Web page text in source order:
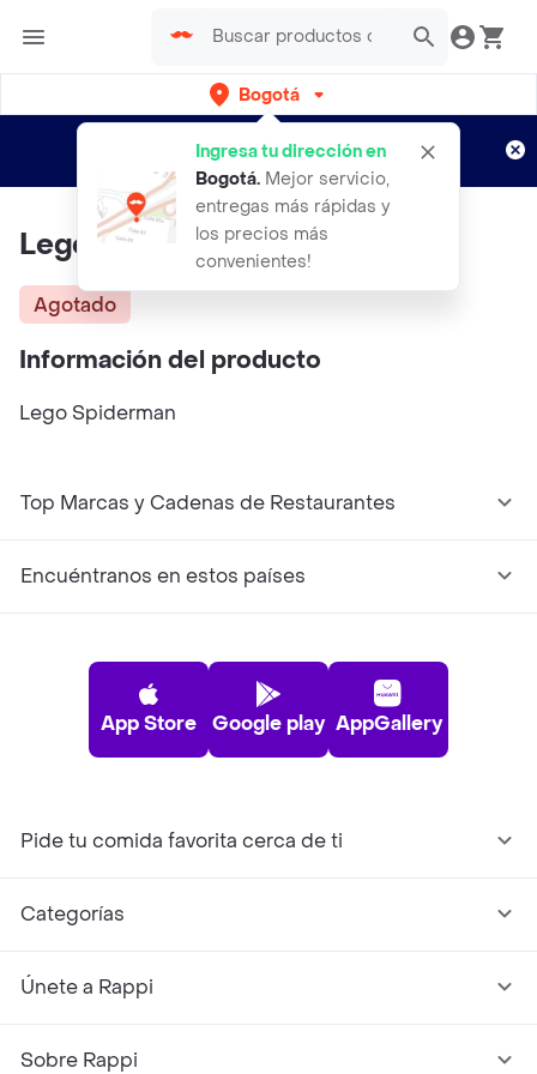
Bogotá
Ingresa tu dirección en
Bogotá. Mejor servicio,
entregas más rápidas y
los precios más
convenientes!
envíos gratis por semanas
Aplican TyC
Lego Spider Man
Agotado
Información del producto
Lego Spiderman
Top Marcas y Cadenas de Restaurantes
Encuéntranos en estos países
App Store Google play AppGallery
Pide tu comida favorita cerca de ti
Categorías
Únete a Rappi
Sobre Rappi